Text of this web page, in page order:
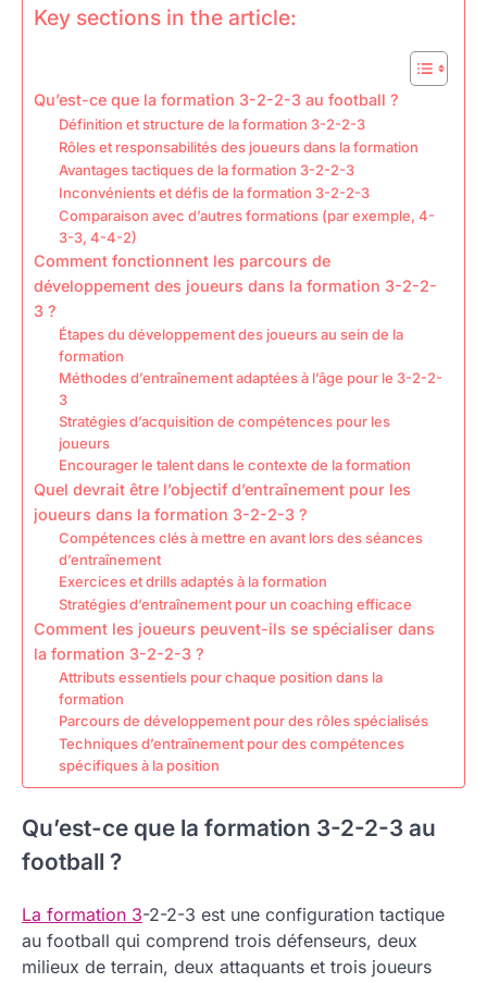
Key sections in the article:
Qu’est-ce que la formation 3-2-2-3 au football ?
Définition et structure de la formation 3-2-2-3
Rôles et responsabilités des joueurs dans la formation
Avantages tactiques de la formation 3-2-2-3
Inconvénients et défis de la formation 3-2-2-3
Comparaison avec d’autres formations (par exemple, 4-
3-3, 4-4-2)
Comment fonctionnent les parcours de
développement des joueurs dans la formation 3-2-2-
3 ?
Étapes du développement des joueurs au sein de la
formation
Méthodes d’entraînement adaptées à l’âge pour le 3-2-2-
3
Stratégies d’acquisition de compétences pour les
joueurs
Encourager le talent dans le contexte de la formation
Quel devrait être l’objectif d’entraînement pour les
joueurs dans la formation 3-2-2-3 ?
Compétences clés à mettre en avant lors des séances
d’entraînement
Exercices et drills adaptés à la formation
Stratégies d’entraînement pour un coaching efficace
Comment les joueurs peuvent-ils se spécialiser dans
la formation 3-2-2-3 ?
Attributs essentiels pour chaque position dans la
formation
Parcours de développement pour des rôles spécialisés
Techniques d’entraînement pour des compétences
spécifiques à la position
Qu’est-ce que la formation 3-2-2-3 au
football ?
La formation 3-2-2-3 est une configuration tactique
au football qui comprend trois défenseurs, deux
milieux de terrain, deux attaquants et trois joueurs